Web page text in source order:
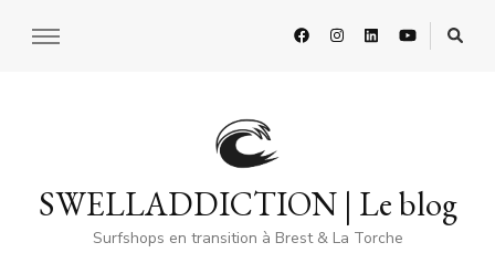
SWELLADDICTION | Le blog
Surfshops en transition à Brest & La Torche